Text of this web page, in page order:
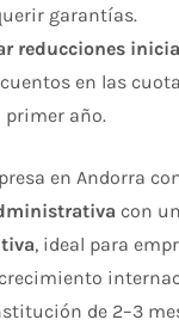
garantías.
reducciones
en las
primer año.
en Andorra
con
, ideal para
de 2–3